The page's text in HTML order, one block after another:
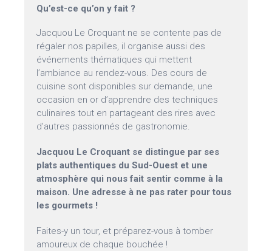
Qu’est-ce qu’on y fait ?
Jacquou Le Croquant ne se contente pas de
régaler nos papilles, il organise aussi des
événements thématiques qui mettent
l’ambiance au rendez-vous. Des cours de
cuisine sont disponibles sur demande, une
occasion en or d’apprendre des techniques
culinaires tout en partageant des rires avec
d’autres passionnés de gastronomie.
Jacquou Le Croquant se distingue par ses
plats authentiques du Sud-Ouest et une
atmosphère qui nous fait sentir comme à la
maison. Une adresse à ne pas rater pour tous
les gourmets !
Faites-y un tour, et préparez-vous à tomber
amoureux de chaque bouchée !